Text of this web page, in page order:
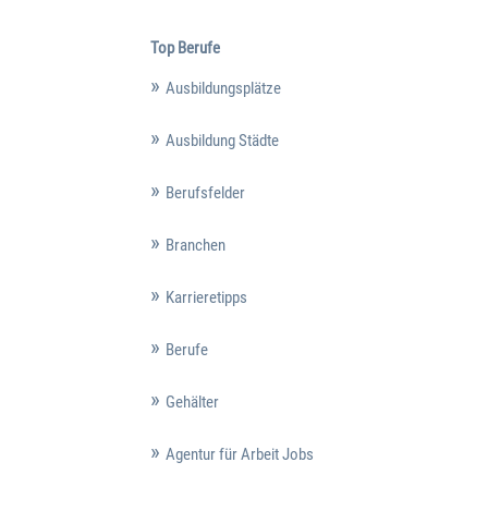
Top Berufe
Ausbildungsplätze
Ausbildung Städte
Berufsfelder
Branchen
Karrieretipps
Berufe
Gehälter
Agentur für Arbeit Jobs